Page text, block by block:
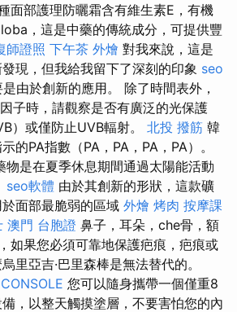
面部護理防曬霜含有維生素E，有機
，這是中藥的傳統成分，可提供豐
師證照 下午茶 外燴 對我來說，這是
現，但我給我留下了深刻的印象 seo
是由於創新的應用。 除了時間表外，
子時，請觀察是否有廣泛的光保護
）或僅防止UVB輻射。 北投 撥筋 韓
的PA指數（PA，PA，PA，PA）。
物是在夏季休息期間通過太陽能活動
seo軟體 由於其創新的形狀，這款礦
面部最脆弱的區域 外燴 烤肉 按摩課
澳門 台胞證 鼻子，耳朵，che骨，額
如果您必須可靠地保護疤痕，疤痕或
里亞吉·巴里森棒是無法替代的。
您可以隨身攜帶一個僅重8
，以整天觸摸塗層，不要害怕您的內